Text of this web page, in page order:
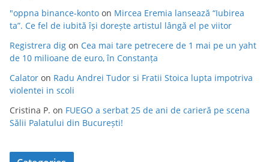
"oppna binance-konto on Mircea Eremia lansează “Iubirea
ta”. Ce fel de iubită își dorește artistul lângă el pe viitor
Registrera dig on Cea mai tare petrecere de 1 mai pe un yaht
de 10 milioane de euro, în Constanța
Calator on Radu Andrei Tudor si Fratii Stoica lupta impotriva
violentei in scoli
Cristina P. on FUEGO a serbat 25 de ani de carieră pe scena
Sălii Palatului din București!